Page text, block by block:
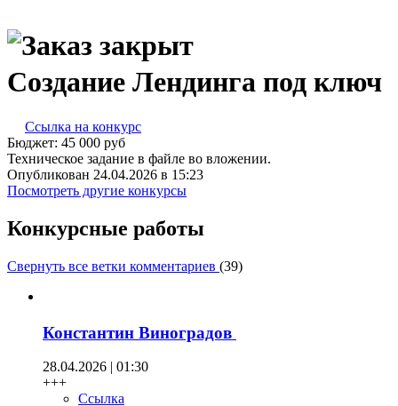
Создание Лендинга под ключ
Ссылка на конкурс
Бюджет: 45 000 руб
Техническое задание в файле во вложении.
Опубликован 24.04.2026 в 15:23
Посмотреть другие конкурсы
Конкурсные работы
Свернуть все ветки комментариев (39)
Константин Виноградов
28.04.2026 | 01:30
+++
Ссылка